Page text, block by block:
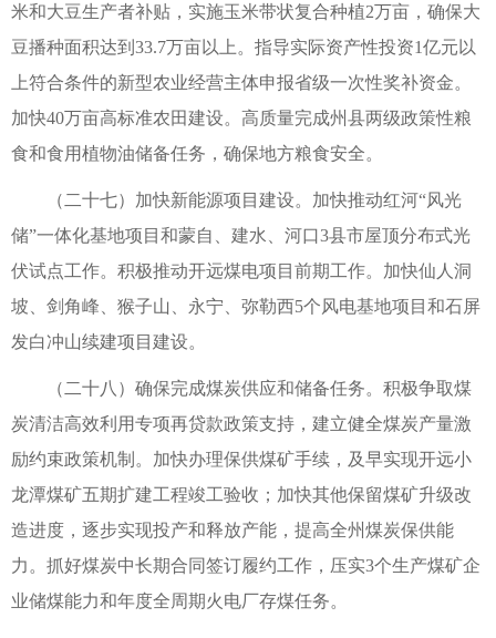
米和大豆生产者补贴，实施玉米带状复合种植2万亩，确保大
豆播种面积达到33.7万亩以上。指导实际资产性投资1亿元以
上符合条件的新型农业经营主体申报省级一次性奖补资金。
加快40万亩高标准农田建设。高质量完成州县两级政策性粮
食和食用植物油储备任务，确保地方粮食安全。
（二十七）加快新能源项目建设。加快推动红河“风光
储”一体化基地项目和蒙自、建水、河口3县市屋顶分布式光
伏试点工作。积极推动开远煤电项目前期工作。加快仙人洞
坡、剑角峰、猴子山、永宁、弥勒西5个风电基地项目和石屏
发白冲山续建项目建设。
（二十八）确保完成煤炭供应和储备任务。积极争取煤
炭清洁高效利用专项再贷款政策支持，建立健全煤炭产量激
励约束政策机制。加快办理保供煤矿手续，及早实现开远小
龙潭煤矿五期扩建工程竣工验收；加快其他保留煤矿升级改
造进度，逐步实现投产和释放产能，提高全州煤炭保供能
力。抓好煤炭中长期合同签订履约工作，压实3个生产煤矿企
业储煤能力和年度全周期火电厂存煤任务。